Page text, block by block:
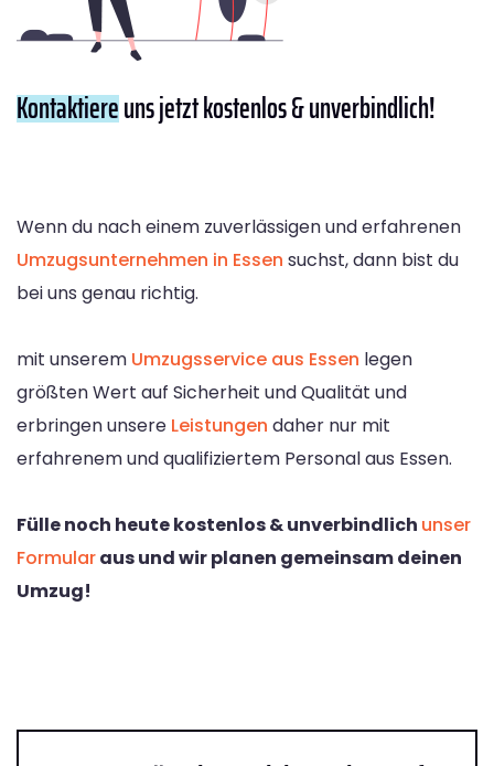
Kontaktiereuns jetzt kostenlos & unverbindlich!
Wenn du nach einem zuverlässigen und erfahrenen
Umzugsunternehmen in Essen suchst, dann bist du
bei uns genau richtig.
mit unserem Umzugsservice aus Essen legen
größten Wert auf Sicherheit und Qualität und
erbringen unsere Leistungen daher nur mit
erfahrenem und qualifiziertem Personal aus Essen.
Fülle noch heute kostenlos & unverbindlich unser
Formularaus und wir planen gemeinsam deinen
Umzug!